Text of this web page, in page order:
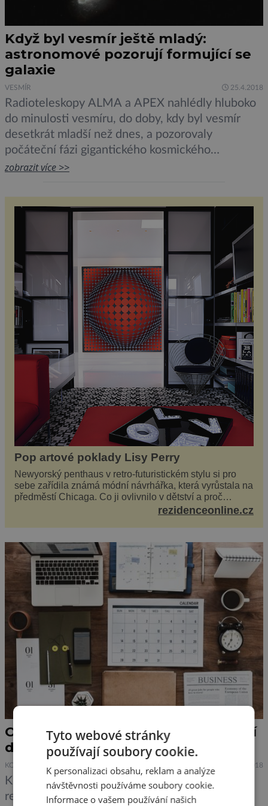
Když byl vesmír ještě mladý:
astronomové pozorují formující se
galaxie
VESMÍR 25.4.2018
Radioteleskopy ALMA a APEX nahlédly hluboko
do minulosti vesmíru, do doby, kdy byl vesmír
desetkrát mladší než dnes, a pozorovaly
počáteční fázi gigantického kosmického
hromadění hmoty – probíhající kolizi mladých
se dosud domnívali, že k těmto událostem ve
vesmíru docházelo asi tři miliardy let po velkém
třesku. Tato nová […]
zobrazit více >>
Pop artové poklady Lisy Perry
Newyorský penthaus v retro-futuristickém stylu si pro
sebe zařídila známá módní návrhářka, která vyrůstala na
předměstí Chicaga. Co ji ovlivnilo v dětství a proč
vypadá její domov právě takto? Interié...rezidenceonline.cz
Online rezervace jako trend dnešní
doby
KOMERČNÍ SDĚLENÍ 25.4.2018
K doktorovi, na zkoušky, do kina. Online
rezervace se staly téměř nepostradatelnou
Tyto webové stránky
používají soubory cookie.
K personalizaci obsahu, reklam a analýze
návštěvnosti používáme soubory cookie.
Informace o vašem používání našich